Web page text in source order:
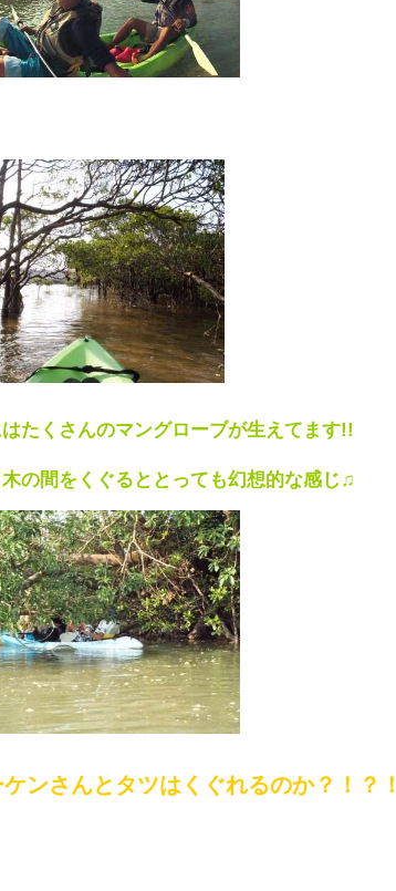
たくさんのマングローブが生えてます!!
の間をくぐるととっても幻想的な感じ♫
ンさんとタツはくぐれるのか？！？！